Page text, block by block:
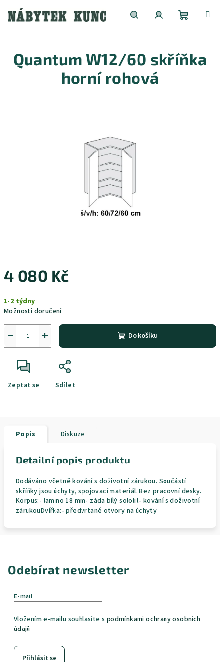
obsah
košík
4 080 Kč
cena:
1-2 týdny
Možnosti doručení
+
− Do košíku
Zeptat se Sdílet
Quantum W12/60 skříňka
horní rohová
Popis Diskuze
Detailní popis produktu
Dodáváno včetně kování s doživotní zárukou. Součástí
skříňky jsou úchyty, spojovací materiál. Bez pracovní desky.
Korpus:- lamino 18 mm- záda bílý sololit- kování s doživotní
zárukouDvířka:- předvrtané otvory na úchyty
Odebírat newsletter
E-mail
Vložením e-mailu souhlasíte s podmínkami ochrany osobních
údajů
Přihlásit se